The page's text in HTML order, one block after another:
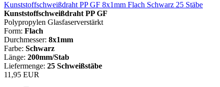
Kunststoffschweißdraht PP GF 8x1mm Flach Schwarz 25 Stäbe
Kunststoffschweißdraht PP GF
Polypropylen Glasfaserverstärkt
Form: Flach
Durchmesser: 8x1mm
Farbe: Schwarz
Länge: 200mm/Stab
Liefermenge: 25 Schweißstäbe
11,95 EUR